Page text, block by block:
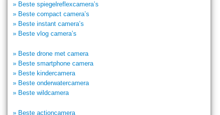
» Beste spiegelreflexcamera’s
» Beste compact camera’s
» Beste instant camera’s
» Beste vlog camera’s
» Beste drone met camera
» Beste smartphone camera
» Beste kindercamera
» Beste onderwatercamera
» Beste wildcamera
» Beste actioncamera